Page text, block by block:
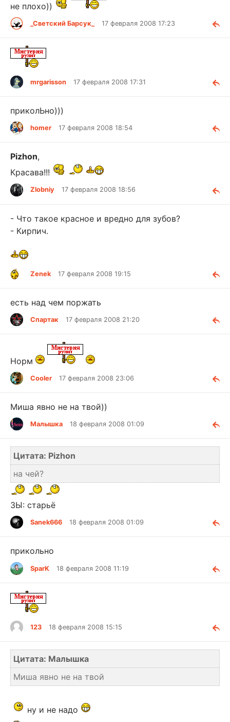
не плохо))
_Светский Барсук_ 17 февраля 2008 17:23
mrgarisson 17 февраля 2008 17:31
приколЬно)))
homer 17 февраля 2008 18:54
Pizhon,
Красава!!!
Zlobniy 17 февраля 2008 18:56
- Что такое красное и вредно для зубов?
- Кирпич.
Zenek 17 февраля 2008 19:15
есть над чем поржать
Спартак 17 февраля 2008 21:20
Норм
Cooler 17 февраля 2008 23:06
Миша явно не на твой))
Малышка 18 февраля 2008 01:09
Цитата: Pizhon
на чей?
ЗЫ: старьё
Sanek666 18 февраля 2008 01:09
прикольно
SparK 18 февраля 2008 11:19
123 18 февраля 2008 15:15
Цитата: Малышка
Миша явно не на твой
ну и не надо